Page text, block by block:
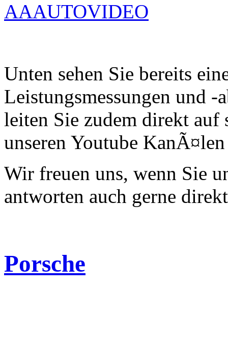
AAAUTOVIDEO
Unten sehen Sie bereits
Leistungsmessungen und -
leiten Sie zudem direkt auf
unseren Youtube
Wir freuen uns, wenn Sie
antworten auch gerne
Porsche